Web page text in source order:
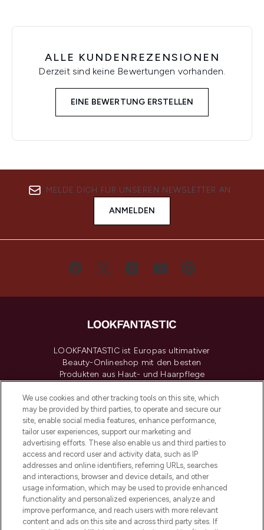
ALLE KUNDENREZENSIONEN
Derzeit sind keine Bewertungen vorhanden.
EINE BEWERTUNG ERSTELLEN
MELDE DICH FÜR UNSEREN NEWSLETTER AN
ANMELDEN
LOOKFANTASTIC ist Europas ultimativer
Beauty-Onlineshop mit den besten
Produkten aus Haut- und Haarpflege
renommierten Marken. Shoppe online
oder über die App mit kostenloser
Lieferung ab einem Einkaufswert von 30€.
Cookie-Einwilligung
Do Not Sell or Share My Personal
Information
HILFE & INFORMATION
We use cookies and other tracking tools on this site, which
may be provided by third parties, to operate and secure our
site, enable social media features, enhance performance,
tailor user experiences, support our marketing and
advertising efforts. These also enable us and third parties to
access and record user and activity data, such as IP
addresses and online identifiers, referring URLs, searches
and interactions, browser and device details, and other
usage information, which may be used to provide enhanced
functionality and personalized experiences, analyze and
improve performance, and reach users with more relevant
content and ads on this site and across third party sites. If